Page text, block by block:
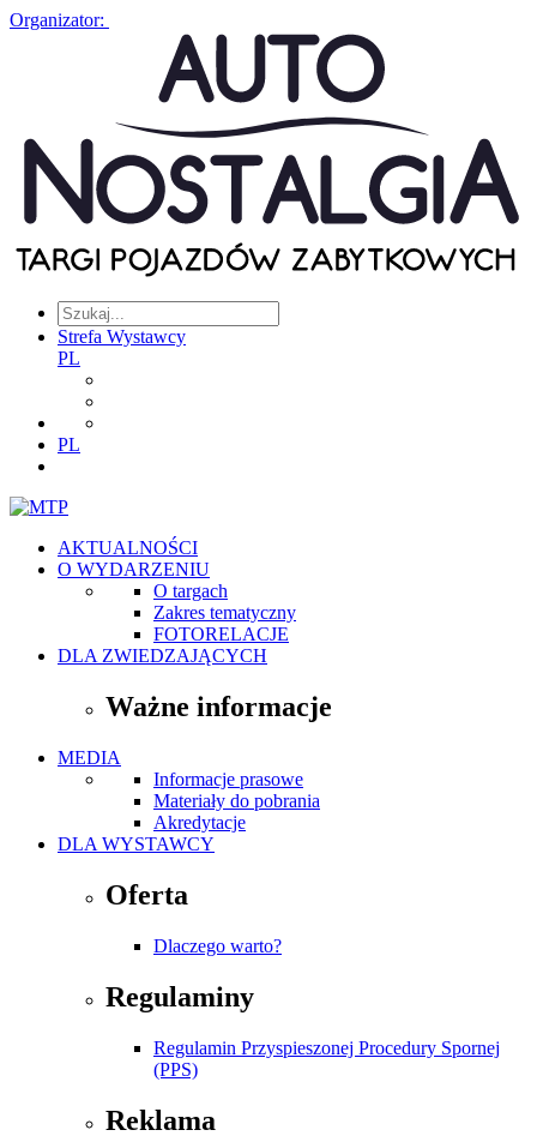
Organizator:
Strefa Wystawcy
PL
PL
AKTUALNOŚCI
O WYDARZENIU
O targach
Zakres tematyczny
FOTORELACJE
DLA ZWIEDZAJĄCYCH
Ważne informacje
MEDIA
Informacje prasowe
Materiały do pobrania
Akredytacje
DLA WYSTAWCY
Oferta
Dlaczego warto?
Regulaminy
Regulamin Przyspieszonej Procedury Spornej
(PPS)
Reklama